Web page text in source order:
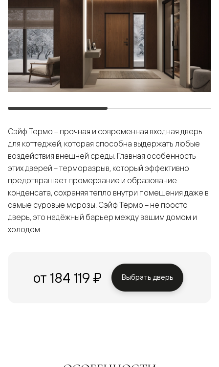
Сэйф Термо – прочная и современная входная дверь
для коттеджей, которая способна выдержать любые
воздействия внешней среды. Главная особенность
этих дверей – терморазрыв, который эффективно
предотвращает промерзание и образование
конденсата, сохраняя тепло внутри помещения даже в
самые суровые морозы. Сэйф Термо – не просто
дверь, это надёжный барьер между вашим домом и
холодом.
от 184 119 ₽ Выбрать дверь